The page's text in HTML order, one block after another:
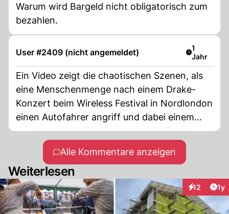
Warum wird Bargeld nicht obligatorisch zum
bezahlen.
User #2409 (nicht angemeldet) Artikel
1
Jahr
Ein Video zeigt die chaotischen Szenen, als
eine Menschenmenge nach einem Drake-
Konzert beim Wireless Festival in Nordlondon
einen Autofahrer angriff und dabei einem
Rapper ins Bein stach. Bei dem Opfer soll es
sich um den Rapper Top 5 handeln, einen
Bekannten von Drake. Laut Polizeiangaben
„seine Verletzungen dürften nicht
lebensverändernd sein.“
Alle Kommentare anzeigen
Weiterlesen
12 1y